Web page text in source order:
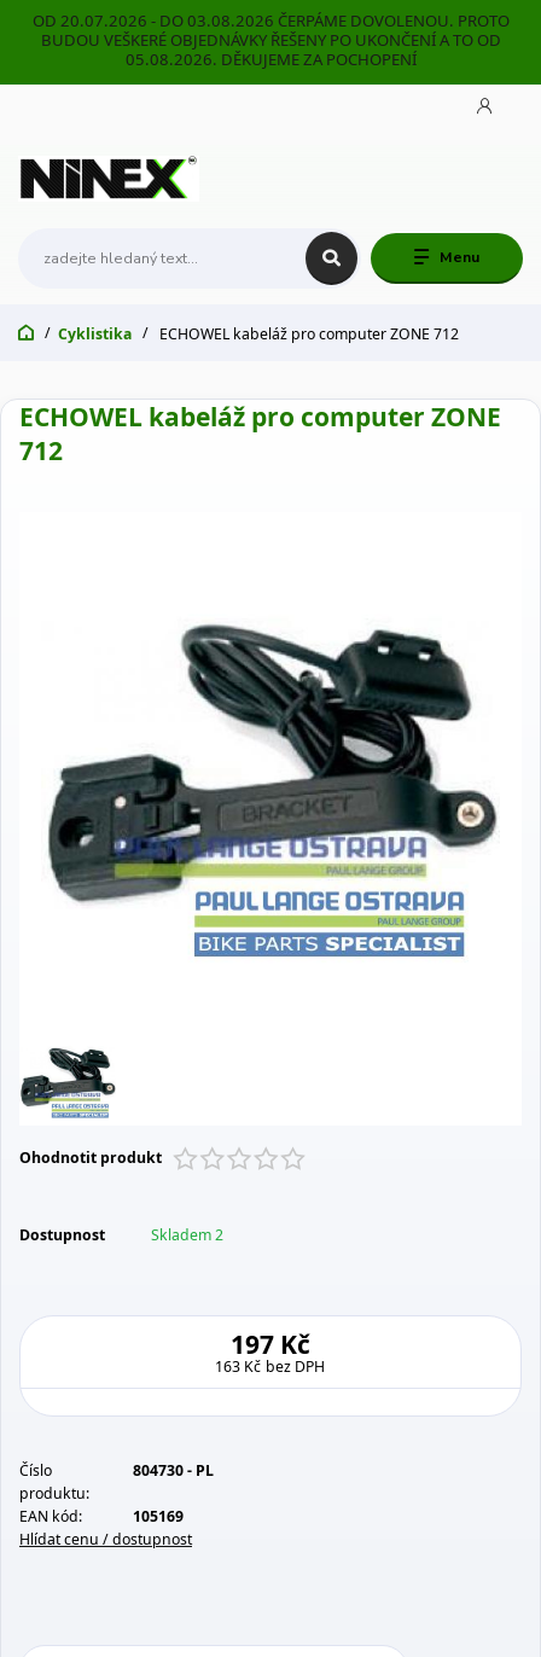
OD 20.07.2026 - DO 03.08.2026 ČERPÁME DOVOLENOU. PROTO
BUDOU VEŠKERÉ OBJEDNÁVKY ŘEŠENY PO UKONČENÍ A TO OD
05.08.2026. DĚKUJEME ZA POCHOPENÍ
Menu
Cyklistika ECHOWEL kabeláž pro computer ZONE 712
ECHOWEL kabeláž pro computer ZONE
712
Ohodnotit produkt
Dostupnost Skladem 2
197 Kč
163 Kč bez DPH
Číslo
produktu:
804730 - PL
EAN kód:
105169
Hlídat cenu / dostupnost